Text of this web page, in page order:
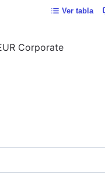
Ver tabla
Corporate